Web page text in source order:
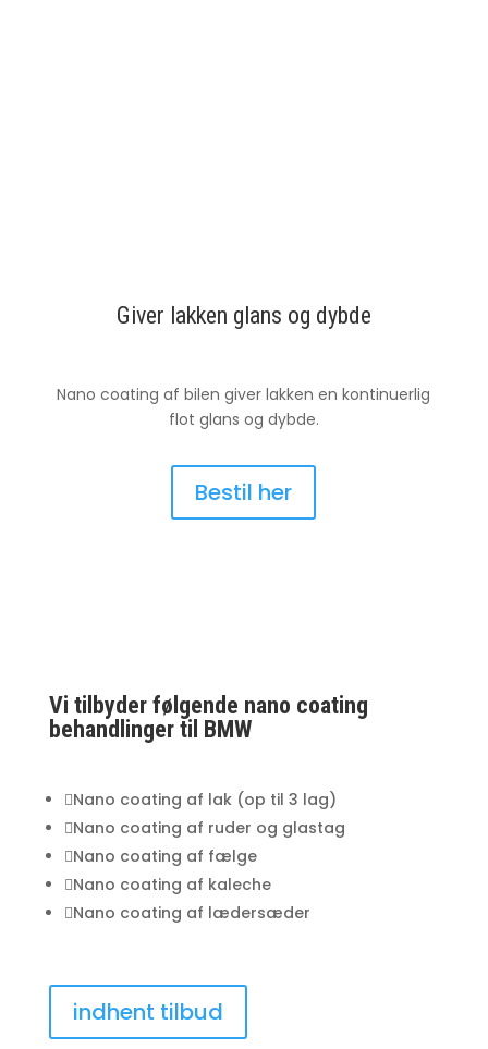
Giver lakken glans og dybde
Nano coating af bilen giver lakken en kontinuerlig
flot glans og dybde.
Bestil her
Vi tilbyder følgende nano coating
behandlinger til BMW
Nano coating af lak (op til 3 lag)
Nano coating af ruder og glastag
Nano coating af fælge
Nano coating af kaleche
Nano coating af lædersæder
indhent tilbud